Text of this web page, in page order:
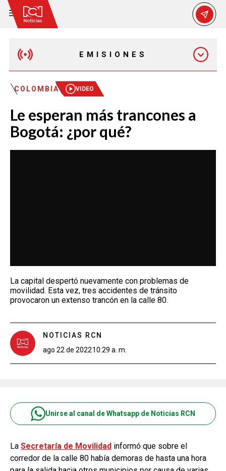
EMISIONES
EMISIÓN 12:30 PM
EMISIÓN 7:00 PM
COLOMBIA VIDEO
Le esperan más trancones a
Bogotá: ¿por qué?
La capital despertó nuevamente con problemas de
movilidad. Esta vez, tres accidentes de tránsito
provocaron un extenso trancón en la calle 80.
NOTICIAS RCN
ago 22 de 202210:29 a. m.
Unirse al canal de Whatsapp de Noticias RCN
La Secretaría de Movilidad informó que sobre el
corredor de la calle 80 había demoras de hasta una hora